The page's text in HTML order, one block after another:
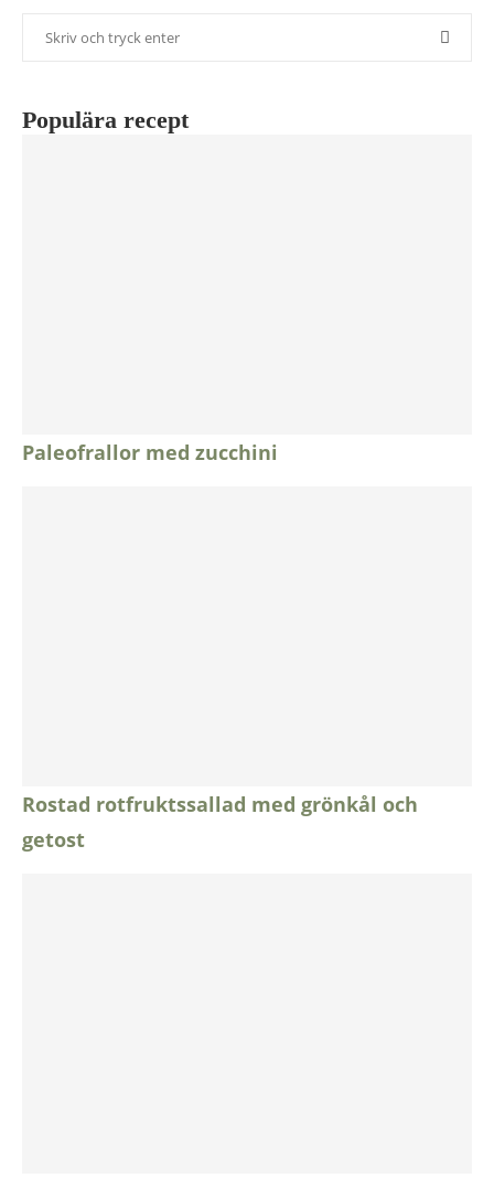
Populära recept
Paleofrallor med zucchini
Rostad rotfruktssallad med grönkål och
getost